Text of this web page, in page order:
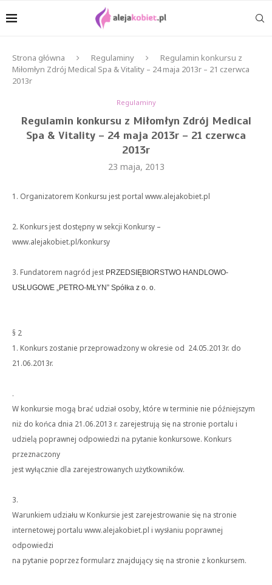
Strona główna Regulaminy
Regulamin konkursu z
Miłomłyn Zdrój Medical Spa & Vitality – 24 maja 2013r – 21 czerwca
2013r
Regulaminy
Regulamin konkursu z Miłomłyn Zdrój Medical
Spa & Vitality – 24 maja 2013r – 21 czerwca
2013r
23 maja, 2013
1. Organizatorem Konkursu jest portal www.alejakobiet.pl
2. Konkurs jest dostępny w sekcji Konkursy –
www.alejakobiet.pl/konkursy
3. Fundatorem nagród jest PRZEDSIĘBIORSTWO HANDLOWO-
USŁUGOWE „PETRO-MŁYN” Spółka z o. o.
§ 2
1. Konkurs zostanie przeprowadzony w okresie od 24.05.2013r. do
21.06.2013r.
.
W konkursie mogą brać udział osoby, które w terminie nie późniejszym
niż do końca dnia 21.06.2013 r. zarejestrują się na stronie portalu i
udzielą poprawnej odpowiedzi na pytanie konkursowe. Konkurs
przeznaczony
jest wyłącznie dla zarejestrowanych użytkowników.
3.
Warunkiem udziału w Konkursie jest zarejestrowanie się na stronie
internetowej portalu www.alejakobiet.pl i wysłaniu poprawnej
odpowiedzi
na pytanie poprzez formularz znajdujący się na stronie z konkursem.